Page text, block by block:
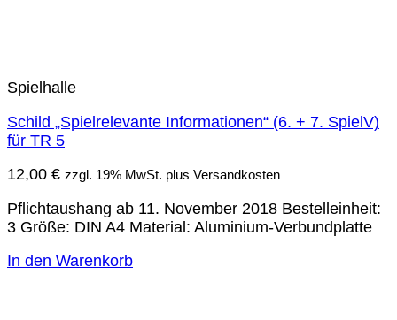
Spielhalle
Schild „Spielrelevante Informationen“ (6. + 7. SpielV)
für TR 5
12,00 € zzgl. 19% MwSt. plus Versandkosten
Pflichtaushang ab 11. November 2018 Bestelleinheit:
3 Größe: DIN A4 Material: Aluminium-Verbundplatte
In den Warenkorb